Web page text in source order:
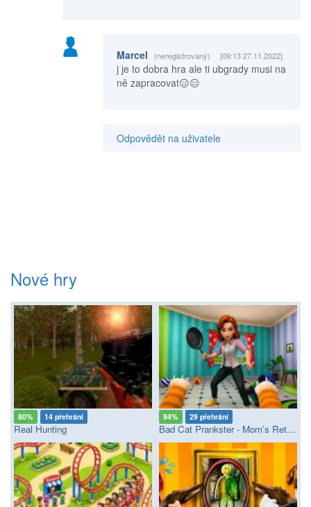
Marcel (neregistrovaný) [09:13 27.11.2022]
j je to dobra hra ale ti ubgrady musi na
ně zapracovat😑😑
Odpovědět na uživatele
Nové hry
80% 14 přehrání
Real Hunting
94% 29 přehrání
Bad Cat Prankster - Mom’s Return